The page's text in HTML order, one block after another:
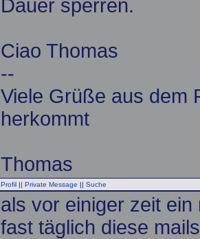
Dauer sperren.
Ciao Thomas
--
Viele Grüße aus dem
herkommt
Thomas
Profil || Private Message || Suche
als vor einiger zeit
fast täglich diese